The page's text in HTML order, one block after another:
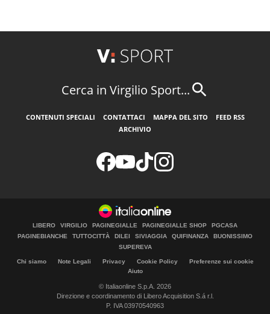
Cerca in Virgilio Sport...
CONTENUTI SPECIALI CONTATTACI MAPPA DEL SITO
FEED RSS
ARCHIVIO
LIBERO VIRGILIO PAGINEGIALLE PAGINEGIALLE SHOP
PGCASA
PAGINEBIANCHE
TUTTOCITTÀ DILEI SIVIAGGIA QUIFINANZA
BUONISSIMO
SUPEREVA
Chi siamo Note Legali Privacy Cookie Policy
Preferenze sui cookie
Aiuto
© Italiaonline S.p.A. 2026
Direzione e coordinamento di Libero Acquisition S.á r.l.
P. IVA 03970540963